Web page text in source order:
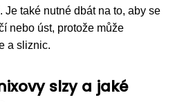
Je také nutné dbát na to, aby se
nebo úst, protože může
a sliznic.
slzy a jaké